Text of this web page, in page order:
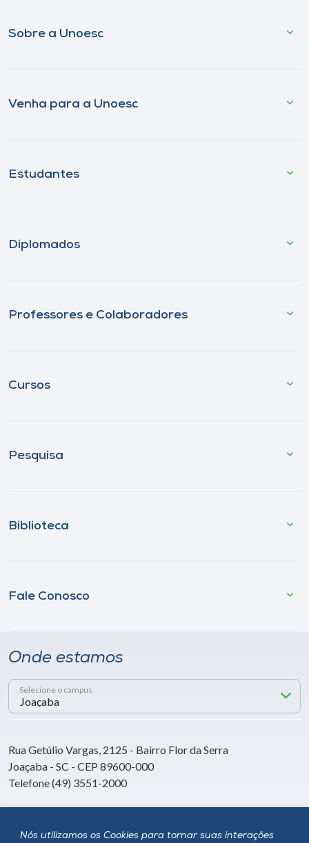
Nós utilizamos os Cookies para tornar suas interações
Sobre a Unoesc
Venha para a Unoesc
Estudantes
Diplomados
Professores e Colaboradores
Cursos
Pesquisa
Biblioteca
Fale Conosco
Onde estamos
Selecione o campus
Rua Getúlio Vargas, 2125 - Bairro Flor da Serra
Joaçaba - SC - CEP 89600-000
Telefone (49) 3551-2000
Siga a Unoesc